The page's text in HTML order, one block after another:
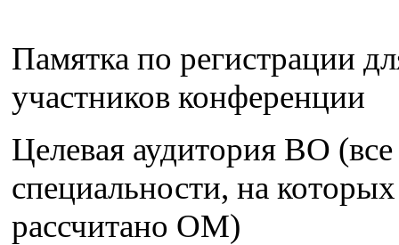
Памятка по регистрации
участников конференции
Целевая аудитория ВО (все
специальности, на которых
рассчитано ОМ)